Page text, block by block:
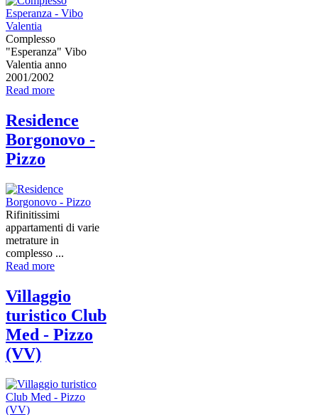
Complesso
"Esperanza" Vibo
Valentia anno
2001/2002
Read more
Residence
Borgonovo -
Pizzo
Rifinitissimi
appartamenti di varie
metrature in
complesso ...
Read more
Villaggio
turistico Club
Med - Pizzo
(VV)